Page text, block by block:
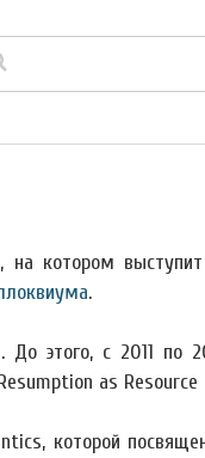
на котором
.
До этого, с 2011 по
as Resource
которой